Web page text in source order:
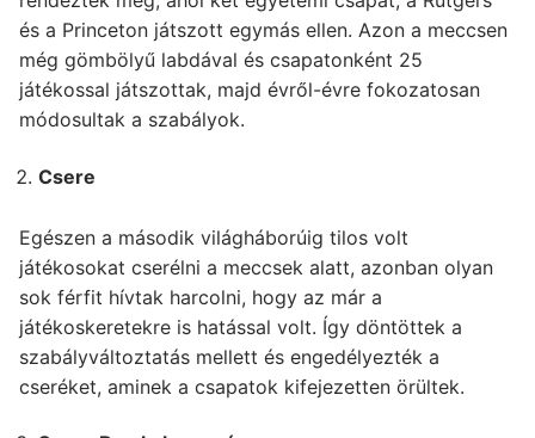
és a Princeton játszott egymás ellen. Azon a meccsen
még gömbölyű labdával és csapatonként 25
játékossal játszottak, majd évről-évre fokozatosan
módosultak a szabályok.
Csere
Egészen a második világháborúig tilos volt
játékosokat cserélni a meccsek alatt, azonban olyan
sok férfit hívtak harcolni, hogy az már a
játékoskeretekre is hatással volt. Így döntöttek a
szabályváltoztatás mellett és engedélyezték a
cseréket, aminek a csapatok kifejezetten örültek.